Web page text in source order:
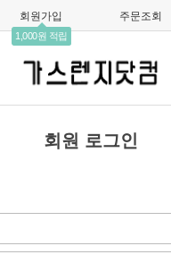
회원가입
1,000원 적립
주문조회
회원 로그인